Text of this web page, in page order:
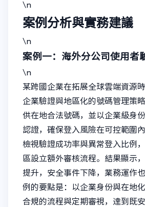
\n
案例分析與實務建議
\n
案例一：海外分公司使用者
\n
某跨國企業在拓展全球雲端資源
企業驗證與地區化的號碼管理策
供在地合法號碼，並以企業級身
認證，確保登入風險在可控範圍
檢視驗證成功率與異常登入比例
區設立額外審核流程。結果顯示
提升，安全事件下降，業務運作
例的要點是：以企業身份與在地
合規的流程與定期審視，達到既